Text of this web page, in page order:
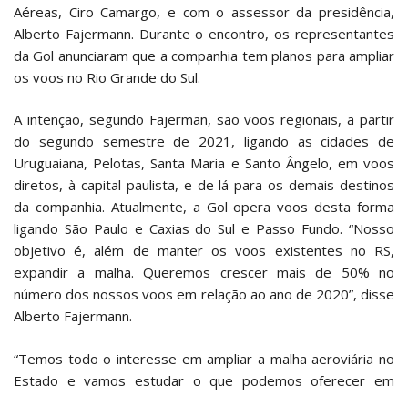
Aéreas, Ciro Camargo, e com o assessor da presidência,
Alberto Fajermann. Durante o encontro, os representantes
da Gol anunciaram que a companhia tem planos para ampliar
os voos no Rio Grande do Sul.
A intenção, segundo Fajerman, são voos regionais, a partir
do segundo semestre de 2021, ligando as cidades de
Uruguaiana, Pelotas, Santa Maria e Santo Ângelo, em voos
diretos, à capital paulista, e de lá para os demais destinos
da companhia. Atualmente, a Gol opera voos desta forma
ligando São Paulo e Caxias do Sul e Passo Fundo. “Nosso
objetivo é, além de manter os voos existentes no RS,
expandir a malha. Queremos crescer mais de 50% no
número dos nossos voos em relação ao ano de 2020”, disse
Alberto Fajermann.
“Temos todo o interesse em ampliar a malha aeroviária no
Estado e vamos estudar o que podemos oferecer em